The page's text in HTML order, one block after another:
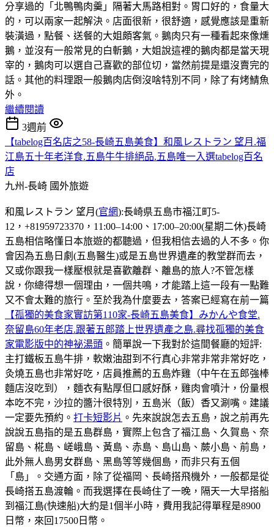
分享過的「北鴨鴨肉羹」隔著大馬路相對。胃口好的，食量大
的，可以兩家一起解決。店面很新，很舒適，感覺應該是重新
裝潢過，點餐、送餐的大姐頗客氣。鵝肉只有一種看起來像燻
鵝，並沒有一般常見的白斬鵝，大姐說這裡的鵝肉都是當天現
宰的，鵝肉可以選自己喜歡的部位切，當然前提是還沒賣完的
話。其他的料理跟一般鵝肉店倒沒啥特別不同，除了有烤鯖魚
外。
繼續閱讀
3週前
【tabelog百名店之58-長崎五島美食】和風レストラン 望月.福
江島五十年老洋食.五島牛牛排絕品.五島唯一入選tabelog百名
店
九州-長崎 國外旅遊
和風レストラン 望月(官網):長崎県五島市福江町5-
12，+81959723370，11:00–14:00、17:00–20:00(星期二休)長崎
五島相信略懂日本旅遊的都聽過，但我相信去過的人不多。你
會因為五島日劇(五島醫生)或是五島世界遺產的教堂群而去，
又或你跟我一樣壓根就是喜歡離群、離島的旅人?不管怎樣
說，你總得想一個理由，一個共鳴，才能踏上這一段有一點難
又不會太難的旅行。至於我為什麼要去，答案已經寫在前一篇
【孤獨的美食家實訪第110家-長崎五島美食】みかんや食堂.
奈留島60年老店.跟著五郎踏上世界遺產之島.尋找孤獨的美食
家電影版中的神祕湯頭 。簡單說一下我對於這間餐廳的短評:
主打鐵板五島牛排，軟嫩油甜到不行真心非常非常非常好吃，
灸燒五島也非常好吃，店員推薦的五島炸雞（中午在五郎強棒
麵店沒吃到），麵衣有點厚但口感好酥，雞肉會噴汁，份量根
本吃不完，沙拉的醬汁很特別，五島米（飯）香又涮嘴。建議
一定要先預約。 打卡短影片 。先來說說怎去五島，說之前再先
說說五島指的是五島群島，實際上包含了福江島、久賀島、奈
留島、椛島、嵯峨島、黃島、赤島、島山島、蕨小島、前島，
此外無人島男女群島、黑島等等幾個島，而非只有五個
「島」。交通方面，除了從福岡、長崎搭飛機外，一般都是從
長崎搭五島渡輪。而我選擇在長崎住了一晚，隔天一大早搭船
到福江島(快速船)大約是1個半小時，費用我記得單程是8900
日幣，來回17500日幣。